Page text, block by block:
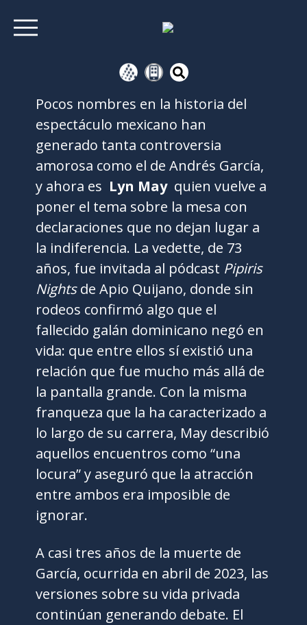
Pocos nombres en la historia del
espectáculo mexicano han
generado tanta controversia
amorosa como el de Andrés García,
y ahora es Lyn May quien vuelve a
poner el tema sobre la mesa con
declaraciones que no dejan lugar a
la indiferencia. La vedette, de 73
años, fue invitada al pódcast Pipiris
Nightsde Apio Quijano, donde sin
rodeos confirmó algo que el
fallecido galán dominicano negó en
vida: que entre ellos sí existió una
relación que fue mucho más allá de
la pantalla grande. Con la misma
franqueza que la ha caracterizado a
lo largo de su carrera, May describió
aquellos encuentros como “una
locura” y aseguró que la atracción
entre ambos era imposible de
ignorar.
A casi tres años de la muerte de
García, ocurrida en abril de 2023, las
versiones sobre su vida privada
continúan generando debate. El